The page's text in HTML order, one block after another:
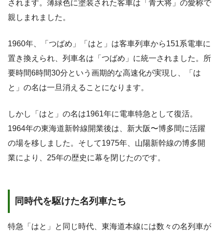
されます。薄緑色に塗装された客車は「青大将」の愛称で
親しまれました。
1960年、「つばめ」「はと」は客車列車から151系電車に
置き換えられ、列車名は「つばめ」に統一されました。所
要時間6時間30分という画期的な高速化が実現し、「は
と」の名は一旦消えることになります。
しかし「はと」の名は1961年に電車特急として復活。
1964年の東海道新幹線開業後は、新大阪〜博多間に活躍
の場を移しました。そして1975年、山陽新幹線の博多開
業により、25年の歴史に幕を閉じたのです。
同時代を駆けた名列車たち
特急「はと」と同じ時代、東海道本線には数々の名列車が